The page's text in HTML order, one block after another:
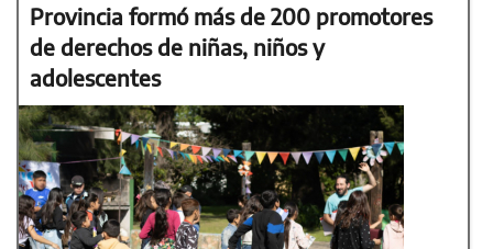
Provincia formó más de 200 promotores
de derechos de niñas, niños y
adolescentes